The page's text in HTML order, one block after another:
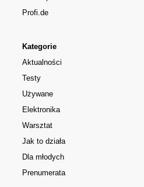
Kategorie
Aktualności
Testy
Używane
Elektronika
Warsztat
Jak to działa
Dla młodych
Prenumerata
Profi.de